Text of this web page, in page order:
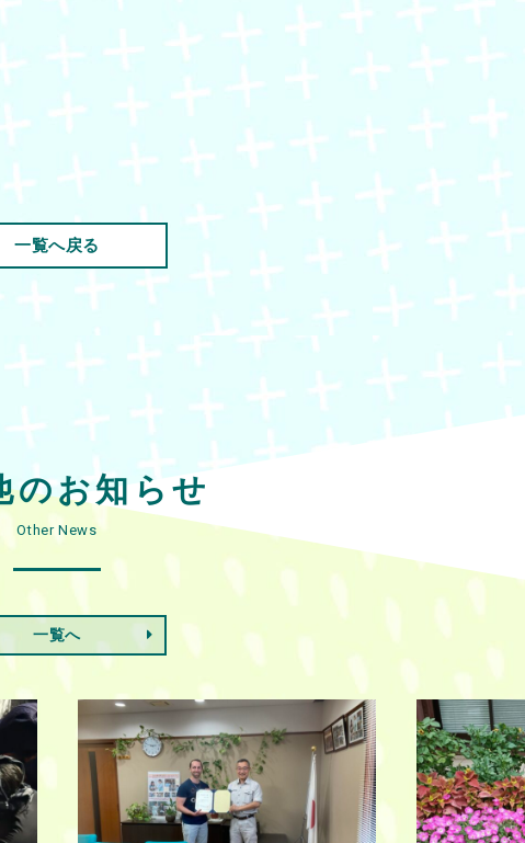
一覧へ戻る
のお知らせ
Other News
一覧へ